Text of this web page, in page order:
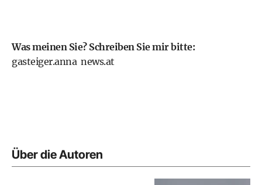
Was meinen Sie? Schreiben Sie mir bitte:
gasteiger.anna news.at
Über die Autoren